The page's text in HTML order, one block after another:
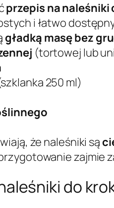
przepis na naleśniki
i łatwo
gładką masę bez
(tortowej lub
250 ml)
że naleśniki są
zajmie
do